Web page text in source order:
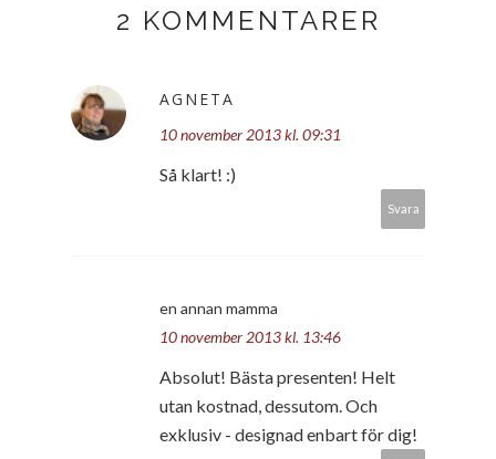
2 KOMMENTARER
AGNETA
10 november 2013 kl. 09:31
Så klart! :)
Svara
en annan mamma
10 november 2013 kl. 13:46
Absolut! Bästa presenten! Helt
utan kostnad, dessutom. Och
exklusiv - designad enbart för dig!